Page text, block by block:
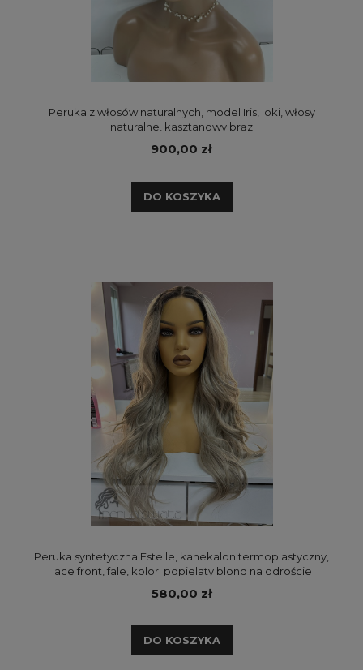
Peruka z włosów naturalnych, model Iris, loki, włosy
naturalne, kasztanowy brąz
900,00 zł
DO KOSZYKA
Peruka syntetyczna Estelle, kanekalon termoplastyczny,
lace front, fale, kolor: popielaty blond na odroście
580,00 zł
DO KOSZYKA